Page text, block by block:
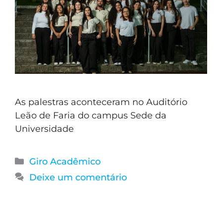
As palestras aconteceram no Auditório
Leão de Faria do campus Sede da
Universidade
Giro Acadêmico
Deixe um comentário